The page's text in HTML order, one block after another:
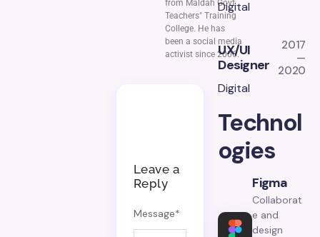
from Maldah Govt.
Teachers" Training
College. He has
been a social media
activist since 2006.
Leave a
Reply
Message*
Digital
UX/UI
Designer
2017
—
2020
Digital
Technol
ogies
Figma
Collaborat
e and
design